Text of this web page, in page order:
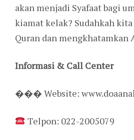
akan menjadi Syafaat bagi
kiamat kelak? Sudahkah
Quran dan mengkhatamkan
Informasi & Call Center
��� Website:
Telpon: 022-2005079